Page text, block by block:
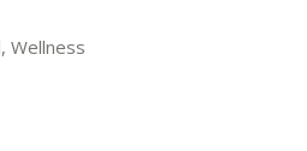
Wellness